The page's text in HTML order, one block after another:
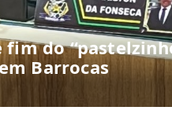
fim do
Barrocas